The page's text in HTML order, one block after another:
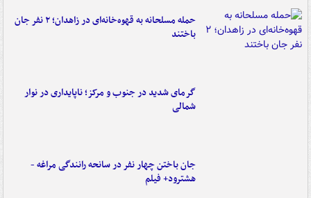
حمله مسلحانه به قهوه‌خانه‌ای در زاهدان؛ ۲ نفر جان
باختند
گرمای شدید در جنوب و مرکز؛ ناپایداری در نوار
شمالی
جان باختن چهار نفر در سانحه رانندگی مراغه -
هشترود+ فیلم